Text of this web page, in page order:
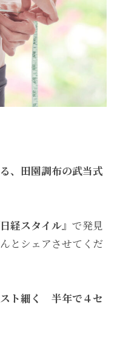
、田園調布の武当式
日経スタイル』 で発見
とシェアさせてくだ
ト細く 半年で４セ